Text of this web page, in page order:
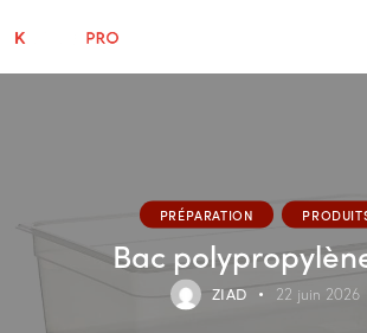
PRÉPARATION
Bac
ZIAD 22 juin 2026